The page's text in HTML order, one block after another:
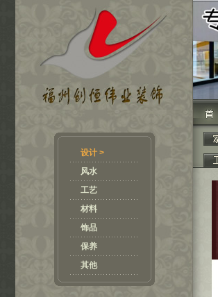
设计 >
风水
工艺
材料
饰品
保养
其他